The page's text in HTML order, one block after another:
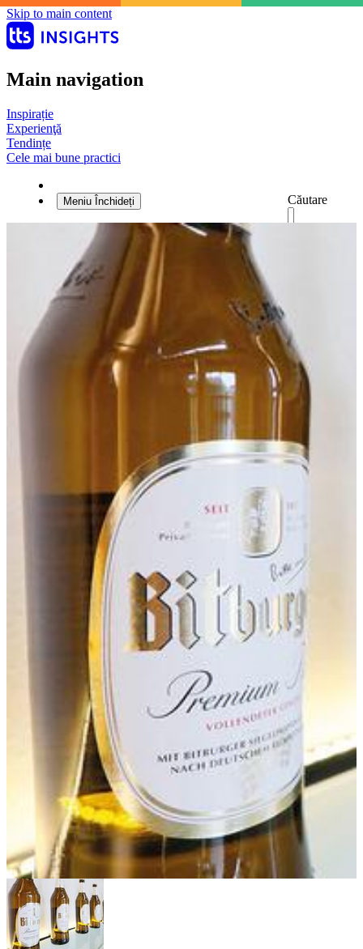
Skip to main content
Main navigation
Inspirație
Experienţă
Tendințe
Cele mai bune practici
Căutare
Meniu Închideți